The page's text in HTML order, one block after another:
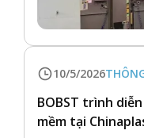
10/5/2026
BOBST trình
mềm tại